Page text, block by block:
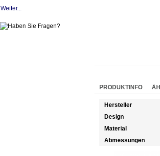
Weiter...
PRODUKTINFO
Hersteller
Design
Material
Abmessungen